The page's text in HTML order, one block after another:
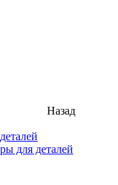
Назад
для деталей